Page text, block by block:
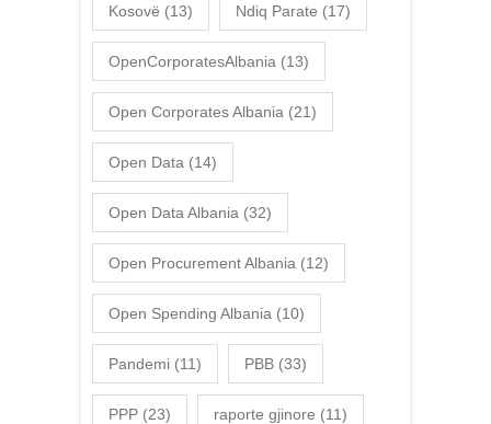
Kosovë (13) Ndiq Parate (17)
OpenCorporatesAlbania (13)
Open Corporates Albania (21)
Open Data (14)
Open Data Albania (32)
Open Procurement Albania (12)
Open Spending Albania (10)
Pandemi (11) PBB (33)
PPP (23) raporte gjinore (11)